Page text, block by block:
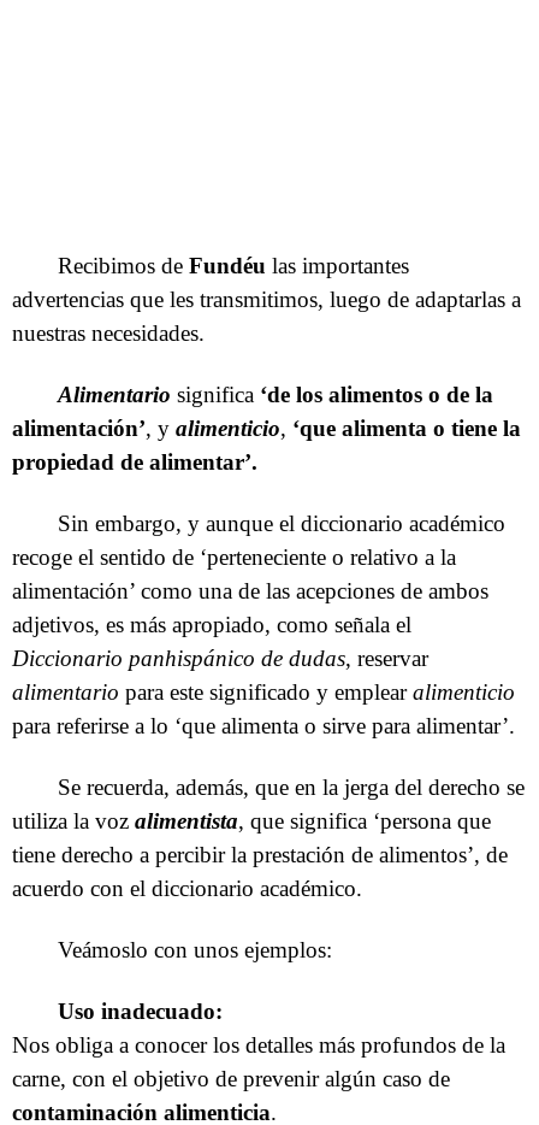
Recibimos deFundéu las importantes
advertencias que les transmitimos, luego de adaptarlas a
nuestras necesidades.
Alimentariosignifica ‘de los alimentos o de la
alimentación’, y alimenticio, ‘que alimenta o tiene la
propiedad de alimentar’.
Sin embargo, y aunque el diccionario académico
recoge el sentido de ‘perteneciente o relativo a la
alimentación’ como una de las acepciones de ambos
adjetivos, es más apropiado, como señala el
Diccionario panhispánico de dudas, reservar
alimentario para este significado y emplearalimenticio
para referirse a lo ‘que alimenta o sirve para alimentar’.
Se recuerda, además, que en la jerga del derecho se
utiliza la voz alimentista, que significa ‘persona que
tiene derecho a percibir la prestación de alimentos’, de
acuerdo con el diccionario académico.
Veámoslo con unos ejemplos:
Uso inadecuado:
Nos obliga a conocer los detalles más profundos de la
carne, con el objetivo de prevenir algún caso de
contaminación alimenticia.